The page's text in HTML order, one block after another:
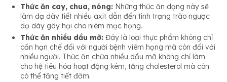
Thức ăn cay, chua, nóng: Những thức ăn dạng này sẽ
làm dạ dày tiết nhiều axit dẫn đến tình trạng trào ngược
dạ dày gây hại cho niêm mạc họng.
Thức ăn nhiều dầu mỡ: Đây là loại thực phẩm không chỉ
cần hạn chế đối với người bệnh viêm họng mà còn đối với
nhiều người. Thức ăn chứa nhiều dầu mỡ không chỉ làm
cho hệ tiêu hóa hoạt động kém, tăng cholesterol mà còn
có thể tăng tiết đờm.